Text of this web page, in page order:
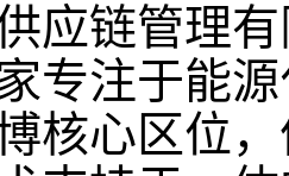
应链管理
专注于能
核心区位